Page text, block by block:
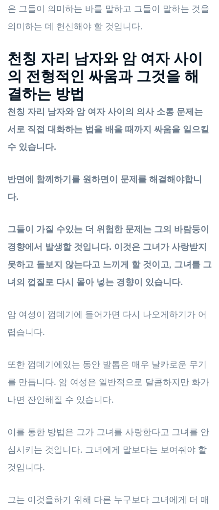
은 그들이 의미하는 바를 말하고 그들이 말하는 것을
의미하는 데 헌신해야 할 것입니다.
천칭 자리 남자와 암 여자 사이
의 전형적인 싸움과 그것을 해
결하는 방법
천칭 자리 남자와 암 여자 사이의 의사 소통 문제는
서로 직접 대화하는 법을 배울 때까지 싸움을 일으킬
수 있습니다.
반면에 함께하기를 원하면이 문제를 해결해야합니
다.
그들이 가질 수있는 더 위험한 문제는 그의 바람둥이
경향에서 발생할 것입니다. 이것은 그녀가 사랑받지
못하고 돌보지 않는다고 느끼게 할 것이고, 그녀를 그
녀의 껍질로 다시 몰아 넣는 경향이 있습니다.
암 여성이 껍데기에 들어가면 다시 나오게하기가 어
렵습니다.
또한 껍데기에있는 동안 발톱은 매우 날카로운 무기
를 만듭니다. 암 여성은 일반적으로 달콤하지만 화가
나면 잔인해질 수 있습니다.
이를 통한 방법은 그가 그녀를 사랑한다고 그녀를 안
심시키는 것입니다. 그녀에게 말보다는 보여줘야 할
것입니다.
그는 이것을하기 위해 다른 누구보다 그녀에게 더 매